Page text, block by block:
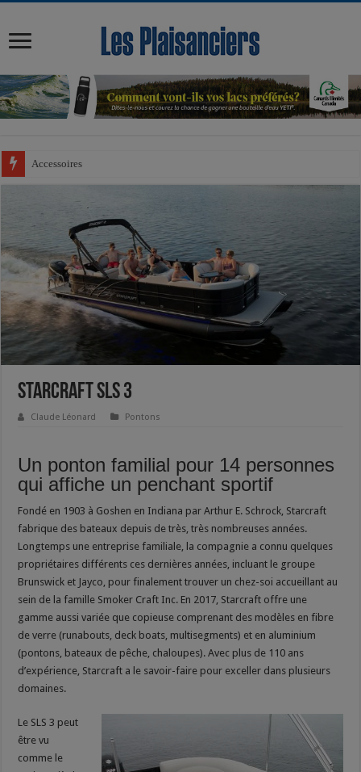
Accessoires
Starcraft SLS 3
Claude Léonard Pontons
Un ponton familial pour 14 personnes
qui affiche un penchant sportif
Fondé en 1903 à Goshen en Indiana par Arthur E. Schrock, Starcraft
fabrique des bateaux depuis de très, très nombreuses années.
Longtemps une entreprise familiale, la compagnie a connu quelques
propriétaires différents ces dernières années, incluant le groupe
Brunswick et Jayco, pour finalement trouver un chez-soi accueillant au
sein de la famille Smoker Craft Inc. En 2017, Starcraft offre une
gamme aussi variée que copieuse comprenant des modèles en fibre
de verre (runabouts, deck boats, multisegments) et en aluminium
(pontons, bateaux de pêche, chaloupes). Avec plus de 110 ans
d’expérience, Starcraft a le savoir-faire pour exceller dans plusieurs
domaines.
Le SLS 3 peut
être vu
comme le
modal-check